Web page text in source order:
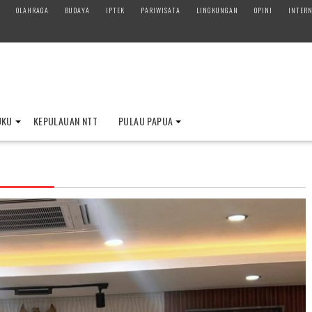
OLAHRAGA BUDAYA IPTEK PARIWISATA LINGKUNGAN OPINI
KEPULAUAN NTT PULAU PAPUA